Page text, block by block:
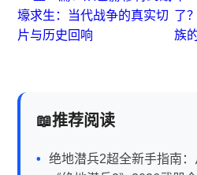
壕求生：当代战争的真实切
片与历史回响
了
族
推荐阅读
绝地潜兵2超全新手指南